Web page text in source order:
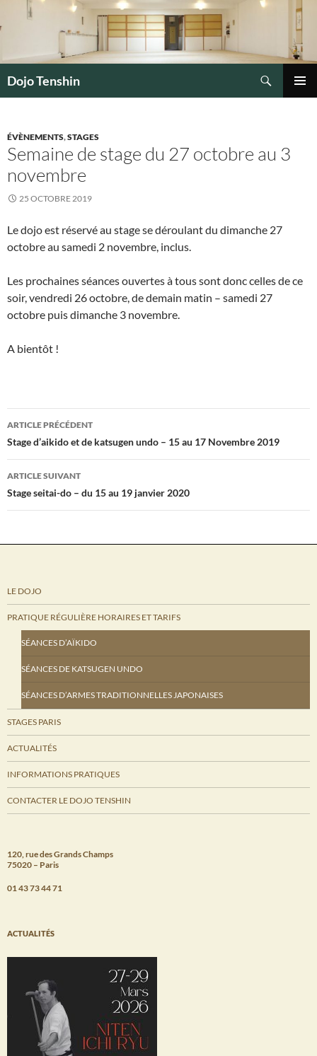
au
Dojo Tenshin
ÉVÈNEMENTS,STAGES
Semaine de stage du 27 octobre au 3
novembre
25 OCTOBRE 2019
Le dojo est réservé au stage se déroulant du dimanche 27
octobre au samedi 2 novembre, inclus.
Les prochaines séances ouvertes à tous sont donc celles de ce
soir, vendredi 26 octobre, de demain matin – samedi 27
octobre puis dimanche 3 novembre.
A bientôt !
Navigation
des
articles
ARTICLE PRÉCÉDENT
Stage d’aikido et de katsugen undo – 15 au 17 Novembre 2019
ARTICLE SUIVANT
Stage seitai-do – du 15 au 19 janvier 2020
LE DOJO
PRATIQUE RÉGULIÈRE HORAIRES ET TARIFS
SÉANCES D’AÏKIDO
SÉANCES DE KATSUGEN UNDO
SÉANCES D’ARMES TRADITIONNELLES JAPONAISES
STAGES PARIS
ACTUALITÉS
INFORMATIONS PRATIQUES
CONTACTER LE DOJO TENSHIN
120, rue des Grands Champs
75020 – Paris
01 43 73 44 71
ACTUALITÉS